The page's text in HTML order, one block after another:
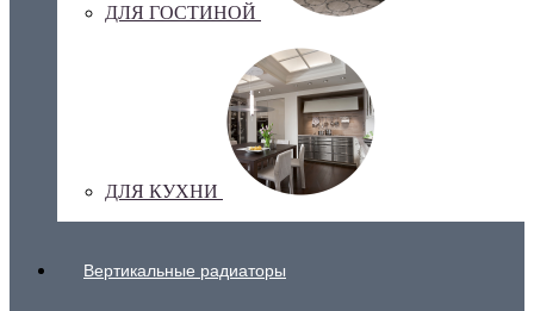
ДЛЯ ГОСТИНОЙ
ДЛЯ КУХНИ
Вертикальные радиаторы